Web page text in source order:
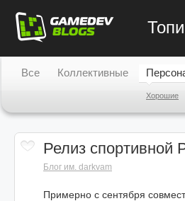
Все Коллективные
Хорошие
Релиз спортивной
Блог им. darkvam
Примерно с сентября